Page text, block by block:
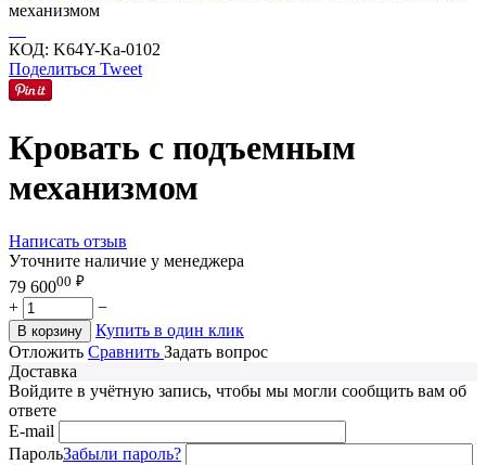
механизмом
КОД: K64Y-Ka-0102
Поделиться Tweet
Кровать с подъемным
механизмом
Написать отзыв
Уточните наличие у менеджера
79 60000 ₽
+ −
В корзину
Купить в один клик
Отложить Сравнить Задать вопрос
Доставка
Войдите в учётную запись, чтобы мы могли сообщить вам об
ответе
E-mail
ПарольЗабыли пароль?